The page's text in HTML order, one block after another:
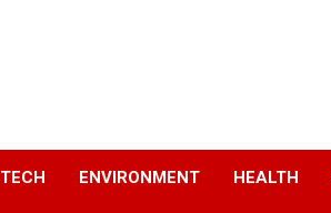
TECH ENVIRONMENT HEALTH